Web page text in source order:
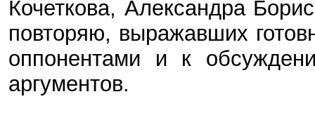
Кочеткова, Александра
повторяю, выражавших
оппонентами и к
аргументов.